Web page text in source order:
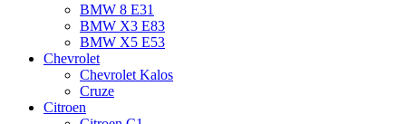
BMW 8 Е31
BMW X3 E83
BMW X5 E53
Chevrolet
Chevrolet Kalos
Cruze
Citroen